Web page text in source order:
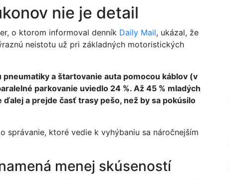
nie je detail
o ktorom informoval denník Daily Mail, ukázal, že
neistotu už pri základných motoristických
a štartovanie auta pomocou káblov (v
parkovanie uviedlo 24 %. Až 45 % mladých
a prejde časť trasy pešo, než by sa pokúsilo
správanie, ktoré vedie k vyhýbaniu sa náročnejším
menej skúseností